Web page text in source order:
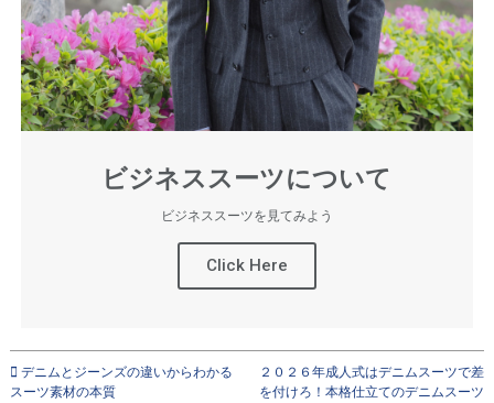
ビジネススーツについて
ビジネススーツを見てみよう
Click Here
デニムとジーンズの違いからわかる
スーツ素材の本質
２０２６年成人式はデニムスーツで差
を付けろ！本格仕立てのデニムスーツ